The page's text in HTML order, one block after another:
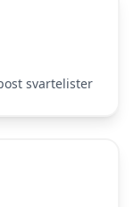
svartelister